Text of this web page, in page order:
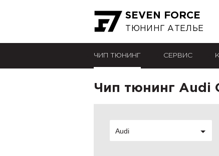
SEVEN FORCE
ТЮНИНГ АТЕЛЬЕ
ЧИП ТЮНИНГ СЕРВИС
Чип тюнинг Audi
Audi